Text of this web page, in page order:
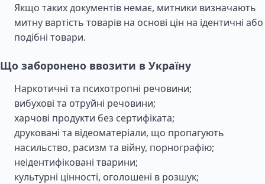
Якщо таких документів немає, митники визначають
митну вартість товарів на основі цін на ідентичні або
подібні товари.
Що заборонено ввозити в Україну
Наркотичні та психотропні речовини;
вибухові та отруйні речовини;
харчові продукти без сертифіката;
друковані та відеоматеріали, що пропагують
насильство, расизм та війну, порнографію;
неідентифіковані тварини;
культурні цінності, оголошені в розшук;